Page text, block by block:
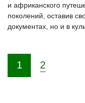
и африканского
поколений, оставив
документах, но и в
1 2